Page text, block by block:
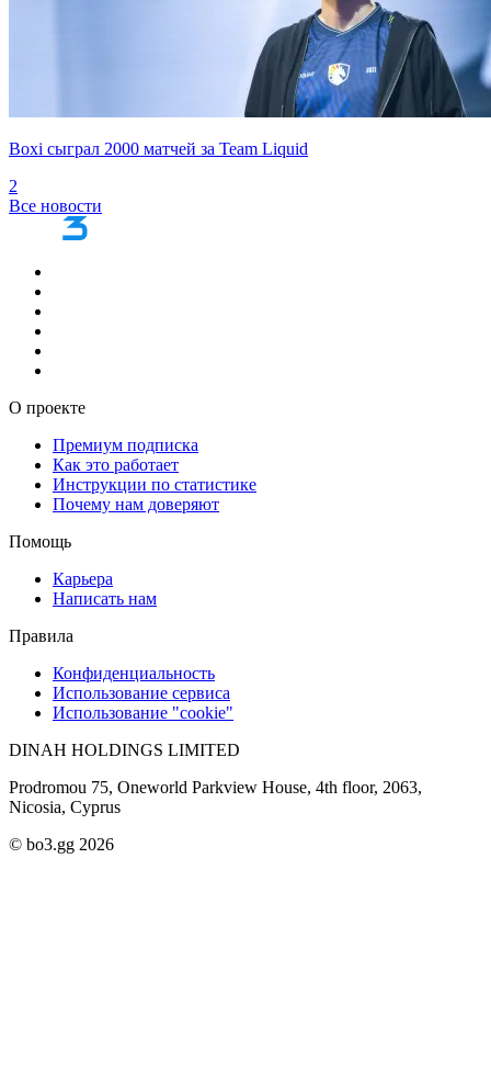
Boxi сыграл 2000 матчей за Team Liquid
2
Все новости
О проекте
Премиум подписка
Как это работает
Инструкции по статистике
Почему нам доверяют
Помощь
Карьера
Написать нам
Правила
Конфиденциальность
Использование сервиса
Использование "cookie"
DINAH HOLDINGS LIMITED
Prodromou 75, Oneworld Parkview House, 4th floor, 2063,
Nicosia, Cyprus
© bo3.gg 2026